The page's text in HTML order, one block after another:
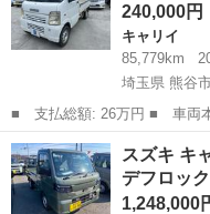
ル キーレス...
240,000円
キャリイ
85,779km
埼玉県 熊谷
■ 支払総額: 26万円 ■ 車両本体価格： 240,000 円 ■ メーカー
名： スズキ ■ 車種名： キ
Ｃ ■ 排気量： 660cc ■ ド
速...
埼玉 熊谷市 キャリイ
スズキ キ
デフロッ
1,248,000